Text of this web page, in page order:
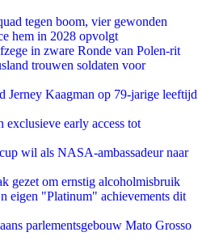
tegen boom, vier gewonden
hem in 2028 opvolgt
in zware Ronde van Polen-rit
trouwen soldaten voor
Jerney Kaagman op 79-jarige leeftijd
early access tot
wil als NASA-ambassadeur naar
gezet om ernstig alcoholmisbruik
"Platinum" achievements dit
parlementsgebouw Mato Grosso